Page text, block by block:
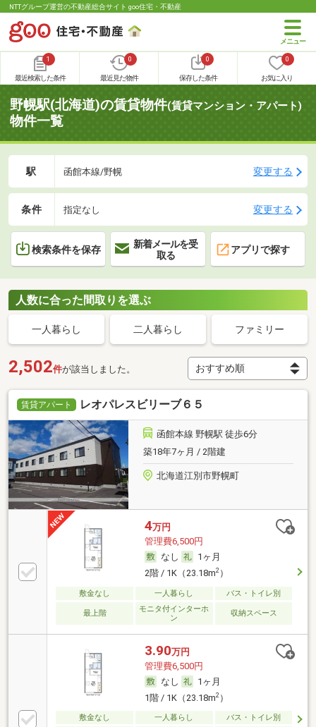
NTTグループ運営の不動産総合サイト goo住宅・不動産
1
最近検索した条件
0
最近見た物件
0
保存した条件
0
お気に入り
野幌駅(北海道)の賃貸物件(賃貸マンション・アパート)
物件一覧
駅 函館本線/野幌 変更する
条件 指定なし 変更する
検索条件を保存
新着メールを受
取る
アプリで探す
人数に合った間取りを選ぶ
一人暮らし 二人暮らし ファミリー
2,502件が該当しました。
賃貸アパート レオパレスビリーブ６５
函館本線 野幌駅 徒歩6分
築18年7ヶ月 / 2階建
北海道江別市野幌町
4万円
管理費6,500円
なし
1ヶ月
2階 / 1K（23.18m2）
敷金なし 一人暮らし バス・トイレ別
最上階
モニタ付インターホ
ン
収納スペース
3.90万円
管理費6,500円
なし
1ヶ月
1階 / 1K（23.18m2）
敷金なし 一人暮らし バス・トイレ別